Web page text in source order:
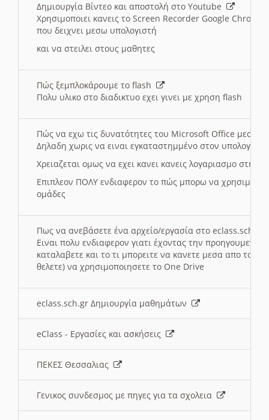
Δημιουργία Βίντεο και αποστολή στο Youtube
Χρησιμοποιει κανεις το Screen Recorder Google Chrome
που δειχνει μεσω υπολογιστή
και να στειλει στους μαθητες
Πώς ξεμπλοκάρουμε το flash
Πολυ υλικο στο διαδικτυο εχει γινει με χρηση flash
Πώς να εχω τις δυνατότητες του Microsoft Office μεσω
Δηλαδη χωρις να ειναι εγκαταστημμένο στον
Χρειαζεται ομως να εχει κανει κανεις λογαριασμο στη
Επιπλεον ΠΟΛΥ ενδιαφερον το πώς μπορω να
ομάδες
Πως να ανεβάσετε ένα αρχείο/εργασία στο eclass.sch.gr
Ειναι πολυ ενδιαφερον γιατι έχοντας την
καταλαβετε και το τι μπορειτε να κανετε μεσα απο το
θελετε) να χρησιμοποιησετε το One Drive
eclass.sch.gr Δημιουργία μαθημάτων
eClass - Εργασίες και ασκήσεις
ΠΕΚΕΣ Θεσσαλιας
Γενικος συνδεσμος με πηγες για τα σχολεια